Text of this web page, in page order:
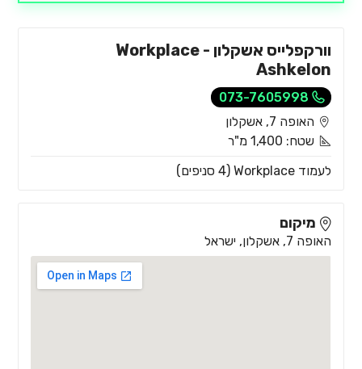
וורקפלייס אשקלון - Workplace
Ashkelon
073-7605998
האופה 7, אשקלון
שטח: 1,400 מ"ר
לעמוד Workplace (4 סניפים)
מיקום
האופה 7, אשקלון, ישראל